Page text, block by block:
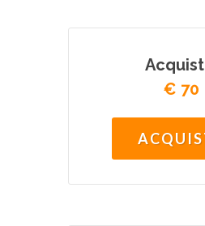
€ 70